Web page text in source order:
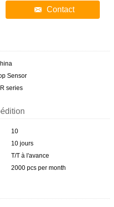
Contact
Sensor
series
10
10 jours
T/T à l'avance
2000 pcs per month